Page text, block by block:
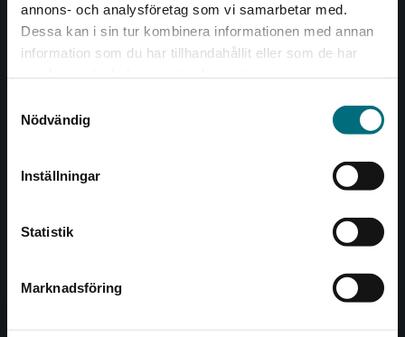
annons- och analysföretag som vi samarbetar med.
Dessa kan i sin tur kombinera informationen med annan
information som du har tillhandahållit eller som de har
Nödvändig
Inställningar
Statistik
Marknadsföring
Det verkar som att du besöker
Sverige. För att kunna slutföra ett köp måste
Besöksadress:
Åkergränden 1
226 60 Lund
Kundservice
046-31 21 00